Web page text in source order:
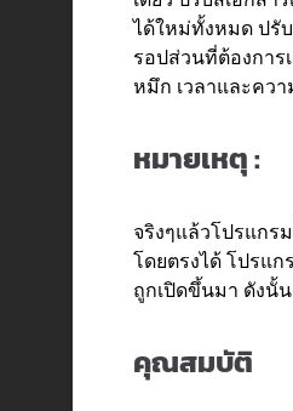
ได้ใหม่ทั้งหมด ปรั
รอปส่วนที่ต้องกา
หมึก เวลาและคว
หมายเหตุ :
จริงๆแล้วโปรแกร
โดยตรงได้ โปรแก
ถูกเปิดขึ้นมา ดังนั้
คุณสมบัติ